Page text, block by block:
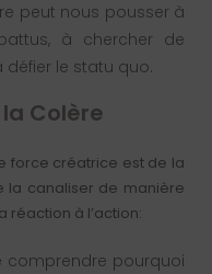
peut nous pousser à
à chercher de
le statu quo.
Colère
force créatrice est de la
la canaliser de manière
réaction à l’action:
comprendre pourquoi